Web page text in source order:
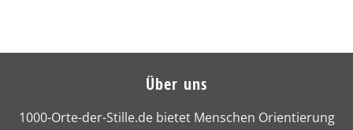
Über uns
1000-Orte-der-Stille.de bietet Menschen Orientierung